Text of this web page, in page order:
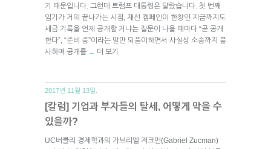
기 때문입니다. 그런데 트럼프 대통령은 달랐습니다. 첫 번째
임기가 거의 끝나가는 시점, 재선 캠페인이 한창인 지금까지도
세금 기록을 언제 공개할 거냐는 질문이 나올 때마다 “곧 공개
한다”, “준비 중”이라는 말만 되풀이하면서 사실상 소송까지 불
사하며 공개를 → 더 보기
2017년 11월 13일.
[칼럼] 기업과 부자들의 탈세, 어떻게 막을 수
있을까?
UC버클리 경제학과의 가브리엘 저크먼(Gabriel Zucman)